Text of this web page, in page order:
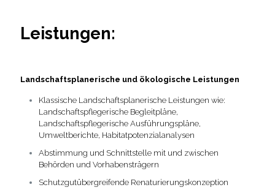
Leistungen:
Landschaftsplanerische und ökologische Leistungen
Klassische Landschaftsplanerische Leistungen wie:
Landschaftspflegerische Begleitpläne,
Landschaftspflegerische Ausführungspläne,
Umweltberichte, Habitatpotenzialanalysen
Abstimmung und Schnittstelle mit und zwischen
Behörden und Vorhabensträgern
Schutzgutübergreifende Renaturierungskonzeption